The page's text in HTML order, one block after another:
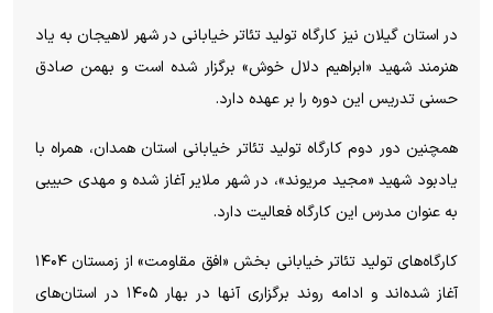
در استان گیلان نیز کارگاه تولید تئاتر خیابانی در شهر لاهیجان به یاد
هنرمند شهید «ابراهیم دلال خوش» برگزار شده است و بهمن صادق
حسنی تدریس این دوره را بر عهده دارد.
همچنین دور دوم کارگاه تولید تئاتر خیابانی استان همدان، همراه با
یادبود شهید «مجید مریوند»، در شهر ملایر آغاز شده و مهدی حبیبی
به عنوان مدرس این کارگاه فعالیت دارد.
کارگاه‌های تولید تئاتر خیابانی بخش «افق مقاومت» از زمستان ۱۴۰۴
آغاز شده‌اند و ادامه روند برگزاری آنها در بهار ۱۴۰۵ در استان‌های